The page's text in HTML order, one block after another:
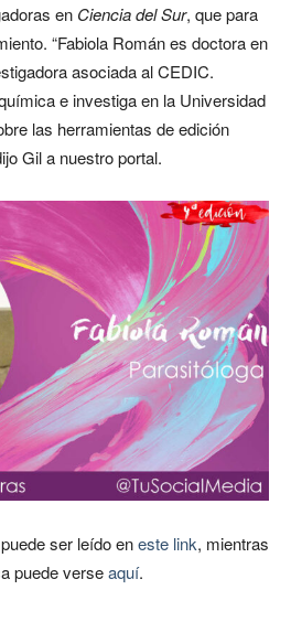
en Ciencia del Sur, que para
“Fabiola Román es doctora en
asociada al CEDIC.
e investiga en la Universidad
las herramientas de edición
Gil a nuestro portal.
ser leído eneste link, mientras
puede verseaquí.